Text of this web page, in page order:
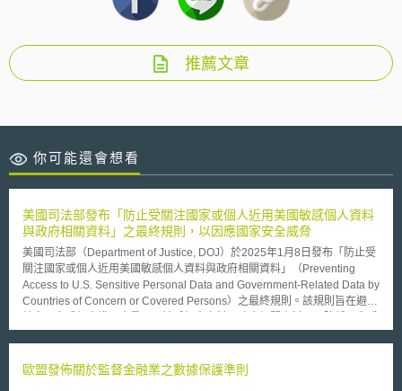
推薦文章
你可能還會想看
美國司法部發布「防止受關注國家或個人近用美國敏感個人資料
與政府相關資料」之最終規則，以因應國家安全威脅
美國司法部（Department of Justice, DOJ）於2025年1月8日發布「防止受
關注國家或個人近用美國敏感個人資料與政府相關資料」（Preventing
Access to U.S. Sensitive Personal Data and Government-Related Data by
Countries of Concern or Covered Persons）之最終規則。該規則旨在避免
脅。 最終規則指出，去識別化敏感個人資料若經大量蒐集，仍可能被重新
或個人進行該等資料的大量交易。其將敏感個人資料定義為社會安全碼、精
歐盟發佈關於監督金融業之數據保護準則